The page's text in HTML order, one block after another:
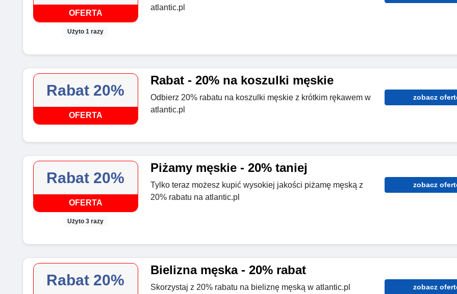
OFERTA
Użyto 1 razy
atlantic.pl
Rabat 20%
OFERTA
Rabat - 20% na koszulki męskie
Odbierz 20% rabatu na koszulki męskie z krótkim rękawem w
atlantic.pl
zobacz
Rabat 20%
OFERTA
Użyto 3 razy
Piżamy męskie - 20% taniej
Tylko teraz możesz kupić wysokiej jakości piżamę męską z
20% rabatu na atlantic.pl
zobacz
Rabat 20%
Bielizna męska - 20% rabat
Skorzystaj z 20% rabatu na bieliznę męską w atlantic.pl zobacz